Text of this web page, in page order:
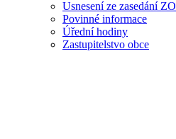
Usnesení ze zasedání ZO
Povinné informace
Úřední hodiny
Zastupitelstvo obce